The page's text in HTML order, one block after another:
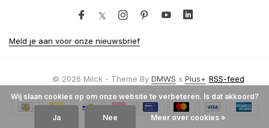
Meld je aan voor onze nieuwsbrief
© 2026 Milck - Theme By DMWS x Plus+ RSS-feed
Wij slaan cookies op om onze website te verbeteren. Is dat akkoord?
Ja Nee Meer over cookies »